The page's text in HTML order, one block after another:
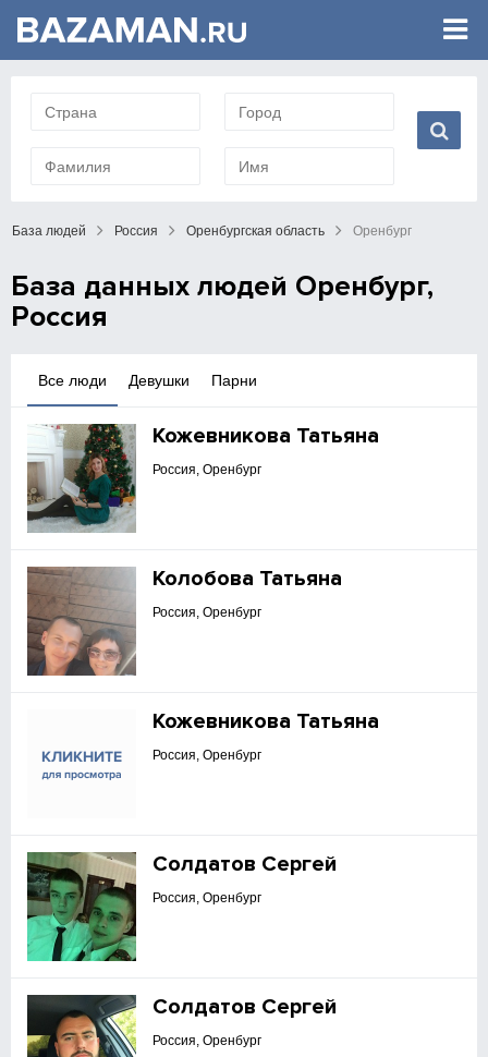
База людей Россия Оренбургская область Оренбург
База данных людей Оренбург,
Россия
Парни
Девушки
Все люди
Кожевникова Татьяна
Россия, Оренбург
Колобова Татьяна
Россия, Оренбург
Кожевникова Татьяна
Россия, Оренбург
Солдатов Сергей
Россия, Оренбург
Солдатов Сергей
Россия, Оренбург